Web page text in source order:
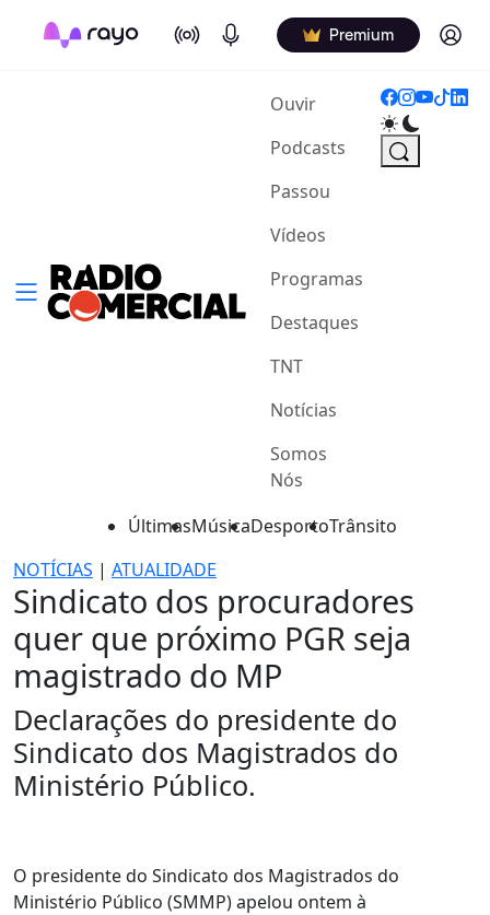
On Air Podcasts Premium Log in
Ouvir(current)
Podcasts
Passou
Vídeos
Programas
Destaques
TNT
Notícias
Somos
Nós
ÚltimasMúsicaDesportoTrânsito
NOTÍCIAS | ATUALIDADE
Sindicato dos procuradores
quer que próximo PGR seja
magistrado do MP
Declarações do presidente do
Sindicato dos Magistrados do
Ministério Público.
O presidente do Sindicato dos Magistrados do
Ministério Público (SMMP) apelou ontem à